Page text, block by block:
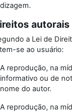
autorais
a Lei de
se ao usuário:
A reprodução, na
informativo ou de
nome do autor.
A reprodução, na